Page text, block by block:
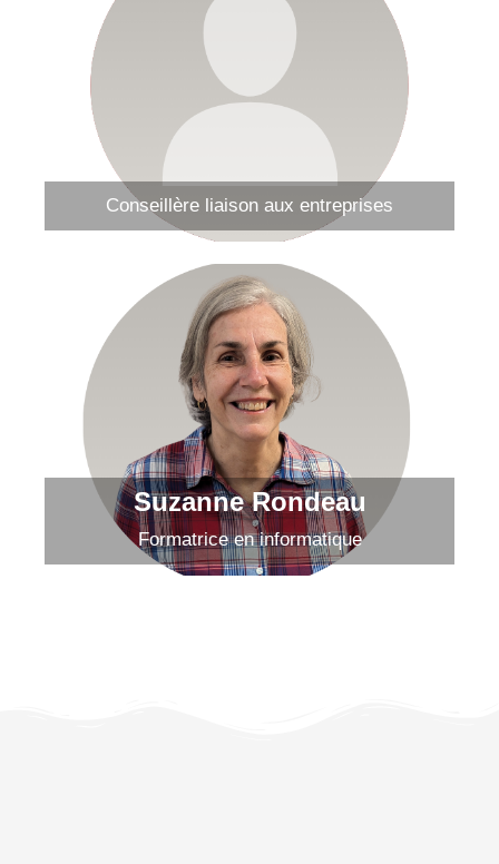
Conseillère liaison aux entreprises
Si c'était toi?
Envoyer un courriel
Suzanne Rondeau
Formatrice en informatique
Bienvenue dans l'équipe!
Envoyer un courriel